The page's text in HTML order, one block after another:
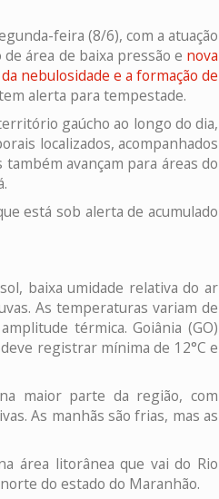
feira (8/6), com a atuação
área de baixa pressão e nova
nebulosidade e a formação de
alerta para tempestade.
gaúcho ao longo do dia,
localizados, acompanhados
avançam para áreas do
está sob alerta de acumulado
baixa umidade relativa do ar
As temperaturas variam de
térmica. Goiânia (GO)
registrar mínima de 12°C e
maior parte da região, com
As manhãs são frias, mas as
área litorânea que vai do Rio
do estado do Maranhão.